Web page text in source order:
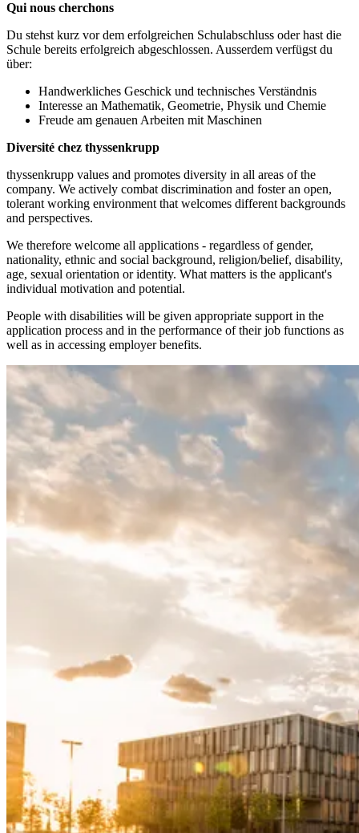
Qui nous cherchons
Du stehst kurz vor dem erfolgreichen Schulabschluss oder hast die
Schule bereits erfolgreich abgeschlossen. Ausserdem verfügst du
über:
Handwerkliches Geschick und technisches Verständnis
Interesse an Mathematik, Geometrie, Physik und Chemie
Freude am genauen Arbeiten mit Maschinen
Diversité chez thyssenkrupp
thyssenkrupp values and promotes diversity in all areas of the
company. We actively combat discrimination and foster an open,
tolerant working environment that welcomes different backgrounds
and perspectives.
We therefore welcome all applications - regardless of gender,
nationality, ethnic and social background, religion/belief, disability,
age, sexual orientation or identity. What matters is the applicant's
individual motivation and potential.
People with disabilities will be given appropriate support in the
application process and in the performance of their job functions as
well as in accessing employer benefits.